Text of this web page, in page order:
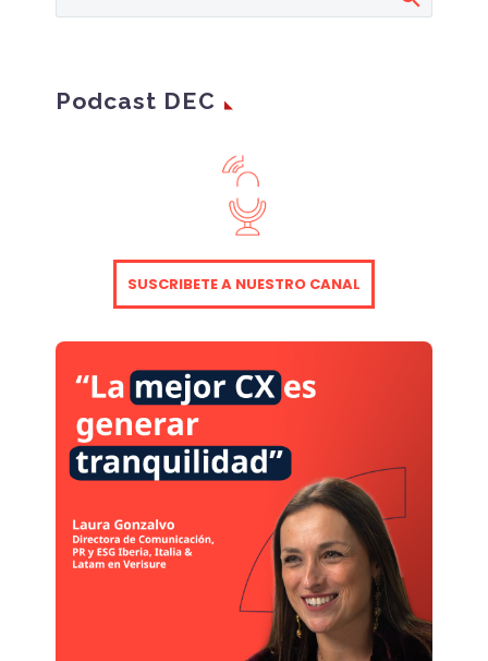
Podcast DEC
SUSCRIBETE A NUESTRO CANAL